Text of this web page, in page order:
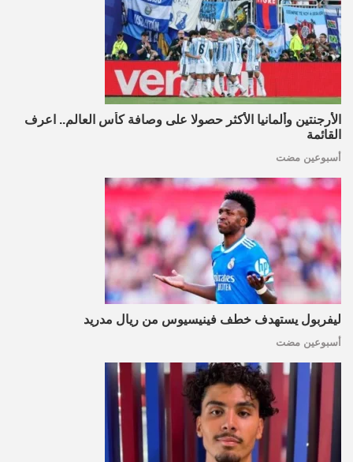
الأرجنتين وألمانيا الأكثر حصولا على وصافة كأس العالم.. اعرف
القائمة
أسبوعين مضت
ليفربول يستهدف خطف فينيسيوس من ريال مدريد
أسبوعين مضت